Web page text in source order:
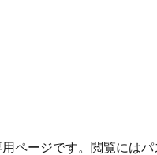
ページです。 閲覧にはパ